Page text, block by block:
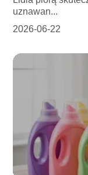
uznawan...
2026-06-22